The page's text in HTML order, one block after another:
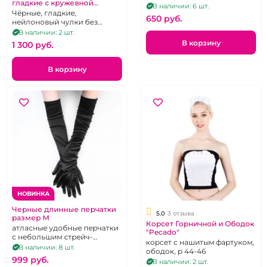
гладкие с кружевной
красной резинкой бантом и
бусами без силикона р 2-3
Чёрные, гладкие,
нейлоновый чулки без
силиконовой поддержки с
коронкой украшенной
красным кружевом.Размер 1-
2
В наличии: 2 шт.
1 300 pуб.
В корзину
бантиками, ободок и чокер
В наличии: 6 шт.
650 pуб.
В корзину
НОВИНКА
Черные длинные перчатки
размер М
атласные удобные перчатки
с небольшим стрейч-
эффектом
В наличии: 8 шт.
999 pуб.
5.0 3 отзыва
Корсет Горничной и Ободок
"Pecado"
корсет с нашитым фартуком,
ободок, р 44-46
В наличии: 2 шт.